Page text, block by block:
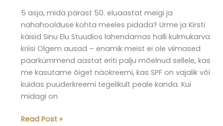
5 asja, mida pärast 50. eluaastat meigi ja
nahahoolduse kohta meeles pidada? Urme ja Kirsti
käisid Sinu Elu Stuudios lahendamas halli kulmukarva
kriisi Olgem ausad – enamik meist ei ole viimased
paarkümmend aastat eriti palju mõelnud sellele, kas
me kasutame õiget näokreemi, kas SPF on vajalik või
kuidas puuderkreemi tegelikult peale kanda. Kui
midagi on
Elu50pluss
Read Post »